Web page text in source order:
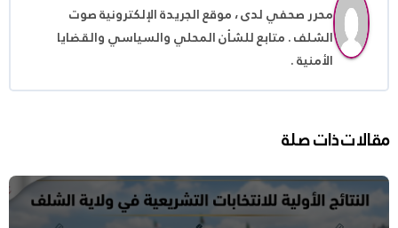
محرر صحفي لدى ، موقع الجريدة الإلكترونية صوت
الشلف . متابع للشأن المحلي والسياسي والقضايا
الأمنية .
مقالات ذات صلة